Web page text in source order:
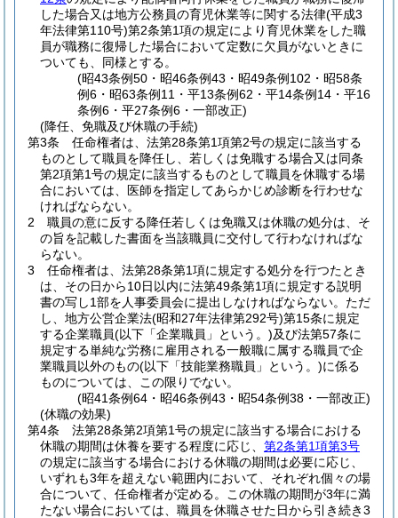
した場合又は地方公務員の育児休業等に関する法律(平成3
年法律第110号)第2条第1項の規定により育児休業をした職
員が職務に復帰した場合において定数に欠員がないときに
ついても、同様とする。
(昭43条例50・昭46条例43・昭49条例102・昭58条
例6・昭63条例11・平13条例62・平14条例14・平16
条例6・平27条例6・一部改正)
(降任、免職及び休職の手続)
第3条
任命権者は、法第28条第1項第2号の規定に該当する
ものとして職員を降任し、若しくは免職する場合又は同条
第2項第1号の規定に該当するものとして職員を休職する場
合においては、医師を指定してあらかじめ診断を行わせな
ければならない。
2
職員の意に反する降任若しくは免職又は休職の処分は、そ
の旨を記載した書面を当該職員に交付して行わなければな
らない。
3
任命権者は、法第28条第1項に規定する処分を行つたとき
は、その日から10日以内に法第49条第1項に規定する説明
書の写し1部を人事委員会に提出しなければならない。 ただ
し、地方公営企業法(昭和27年法律第292号)第15条に規定
する企業職員(以下「企業職員」という。)及び法第57条に
規定する単純な労務に雇用される一般職に属する職員で企
業職員以外のもの(以下「技能業務職員」という。)に係る
ものについては、この限りでない。
(昭41条例64・昭46条例43・昭54条例38・一部改正)
(休職の効果)
第4条
法第28条第2項第1号の規定に該当する場合における
休職の期間は休養を要する程度に応じ、 第2条第1項第3号
の規定に該当する場合における休職の期間は必要に応じ、
いずれも3年を超えない範囲内において、それぞれ個々の場
合について、任命権者が定める。
この休職の期間が3年に満
たない場合においては、職員を休職させた日から引き続き3